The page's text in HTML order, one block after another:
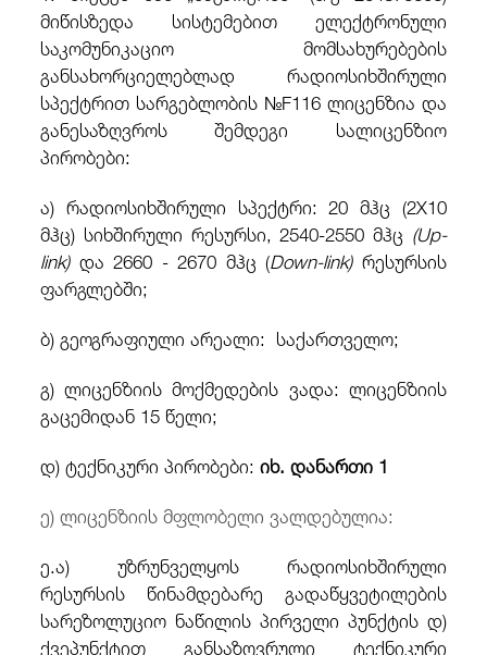
მიწისზედა სისტემებით ელექტრონული
საკომუნიკაციო მომსახურებების
განსახორციელებლად რადიოსიხშირული
სპექტრით სარგებლობის №F116 ლიცენზია და
განესაზღვროს შემდეგი სალიცენზიო
პირობები:
ა) რადიოსიხშირული სპექტრი: 20 მჰც (2X10
მჰც) სიხშირული რესურსი, 2540-2550 მჰც (Up-
link) და 2660 -2670 მჰც (Down-link) რესურსის
ფარგლებში;
ბ) გეოგრაფიული არეალი: საქართველო;
გ) ლიცენზიის მოქმედების ვადა: ლიცენზიის
გაცემიდან 15 წელი;
დ) ტექნიკური პირობები:იხ. დანართი 1
ე) ლიცენზიის მფლობელი ვალდებულია:
ე.ა) უზრუნველყოს რადიოსიხშირული
რესურსის წინამდებარე გადაწყვეტილების
სარეზოლუციო ნაწილის პირველი პუნქტის დ)
ქვეპუნქტით განსაზღვრული ტექნიკური